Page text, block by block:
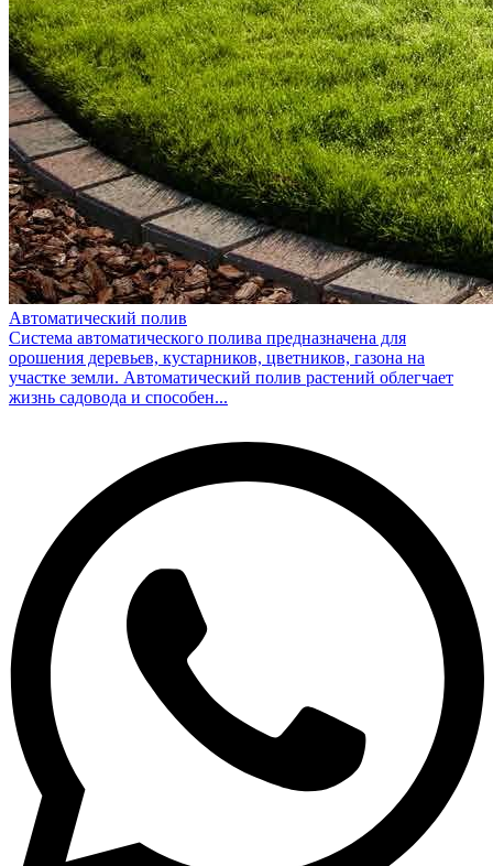
Автоматический полив
Система автоматического полива предназначена для
орошения деревьев, кустарников, цветников, газона на
участке земли. Автоматический полив растений облегчает
жизнь садовода и способен...